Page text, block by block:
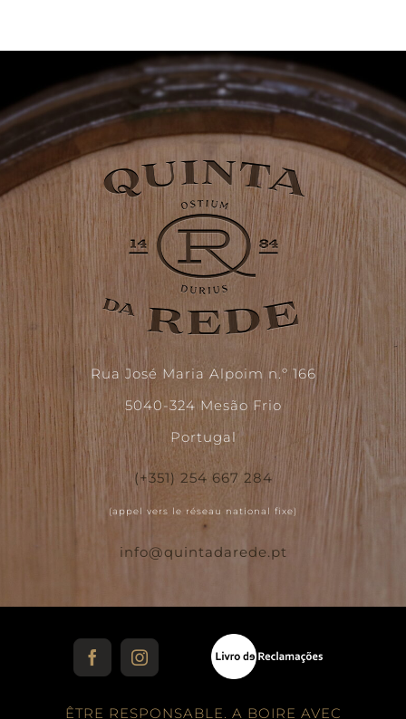
Rua José Maria Alpoim n.º 166
5040-324 Mesão Frio
Portugal
(+351) 254 667 284
(appel vers le réseau national fixe)
info@quintadarede.pt
FacebookInstagram
ÊTRE RESPONSABLE. A BOIRE AVEC